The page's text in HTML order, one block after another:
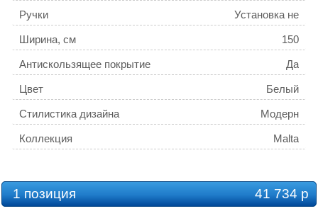
Ручки
Установка не
предусмотрена
Ширина, см
150
Антискользящее покрытие Да
Цвет Белый
Стилистика дизайна Модерн
Коллекция Malta
Каркас
Есть в комплекте
1 позиция 41 734 р